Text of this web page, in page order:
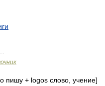
пишу + logos слово, учение]